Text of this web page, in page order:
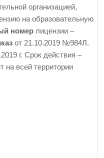
организацией,
на образовательную
номер лицензии –
от 21.10.2019 №984Л.
г. Срок действия –
на всей территории